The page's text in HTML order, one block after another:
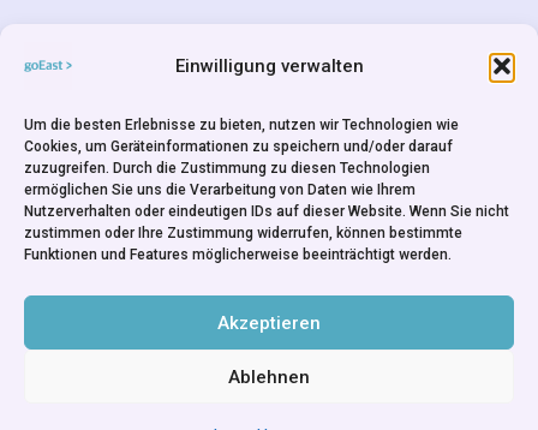
Einwilligung verwalten
Um die besten Erlebnisse zu bieten, nutzen wir Technologien wie
Cookies, um Geräteinformationen zu speichern und/oder darauf
zuzugreifen. Durch die Zustimmung zu diesen Technologien
ermöglichen Sie uns die Verarbeitung von Daten wie Ihrem
Nutzerverhalten oder eindeutigen IDs auf dieser Website. Wenn Sie nicht
zustimmen oder Ihre Zustimmung widerrufen, können bestimmte
Funktionen und Features möglicherweise beeinträchtigt werden.
Akzeptieren
Ablehnen
FACEBOOK
INSTAGRAM